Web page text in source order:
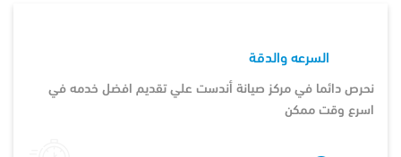
السرعه والدقة
نحرص دائما في مركز صيانة أندست علي تقديم افضل خدمه في
اسرع وقت ممكن